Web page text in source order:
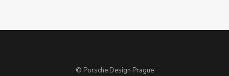
© Porsche Design Prague